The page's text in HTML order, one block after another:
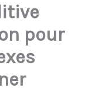
pour